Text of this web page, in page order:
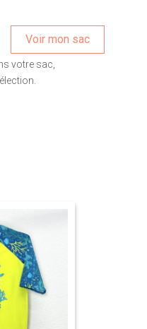
Voir mon sac
votre sac,